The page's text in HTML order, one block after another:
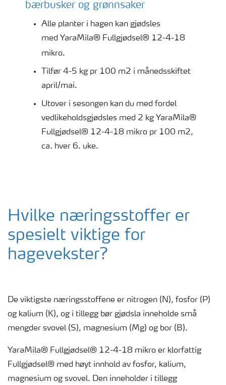
bærbusker og grønnsaker
Alle planter i hagen kan gjødsles
med YaraMila® Fullgjødsel® 12-4-18
mikro.
Tilfør 4-5 kg pr 100 m2 i månedsskiftet
april/mai.
Utover i sesongen kan du med fordel
vedlikeholdsgjødsles med 2 kg YaraMila®
Fullgjødsel® 12-4-18 mikro pr 100 m2,
ca. hver 6. uke.
Hvilke næringsstoffer er
spesielt viktige for
hagevekster?
De viktigste næringsstoffene er nitrogen (N), fosfor (P)
og kalium (K), og i tillegg bør gjødsla inneholde små
mengder svovel (S), magnesium (Mg) og bor (B).
YaraMila® Fullgjødsel® 12-4-18 mikro er klorfattig
Fullgjødsel® med høyt innhold av fosfor, kalium,
magnesium og svovel. Den inneholder i tillegg